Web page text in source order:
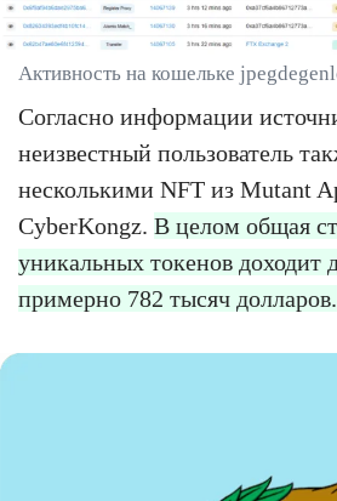
Активность на кошельке
Согласно информации
неизвестный пользователь
несколькими NFT из Mutant
CyberKongz. В целом общая
уникальных токенов доходит
примерно 782 тысяч долларов.